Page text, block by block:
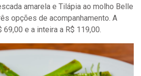
amarela e Tilápia ao molho Belle
opções de acompanhamento. A
e a inteira a R$ 119,00.